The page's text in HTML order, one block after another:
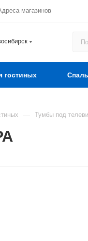
магазинов
гостиных
— Тумбы под